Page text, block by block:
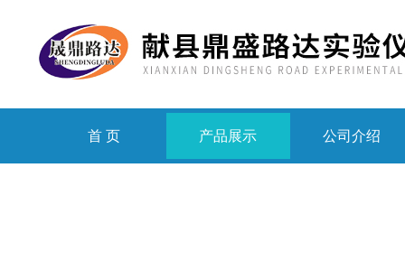
首 页 产品展示 公司介绍